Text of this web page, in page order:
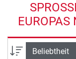
EUROPAS
Sortierung